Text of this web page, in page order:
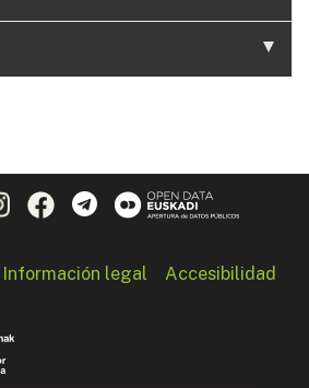
Información legal Accesibilidad